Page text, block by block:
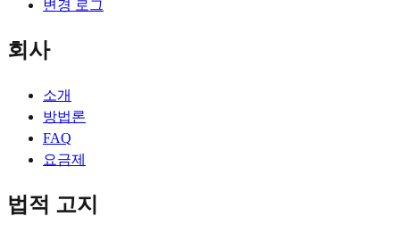
변경 로그
회사
소개
방법론
FAQ
요금제
법적 고지